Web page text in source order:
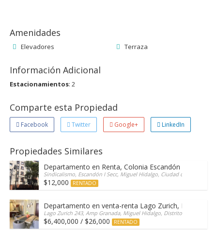
Amenidades
Elevadores Terraza
Información Adicional
Estacionamientos: 2
Comparte esta Propiedad
Facebook Twitter Google+ LinkedIn
Propiedades Similares
Departamento en Renta, Colonia Escandón
Sindicalismo, Escandón I Secc, Miguel Hidalgo, Ciudad de México,
$12,000 RENTADO
Departamento en venta-renta Lago Zurich, Polárea
Lago Zurich 243, Amp Granada, Miguel Hidalgo, Distrito Federal,
$6,400,000 / $26,000 RENTADO